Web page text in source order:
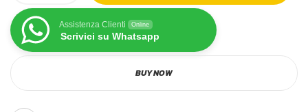
Assistenza Clienti Online
Scrivici su Whatsapp
BUY NOW